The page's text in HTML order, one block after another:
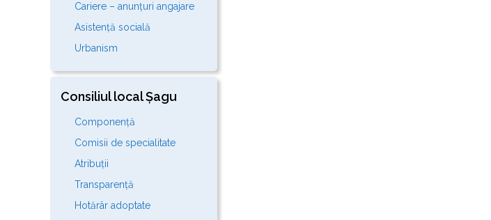
Cariere – anunțuri angajare
Asistență socială
Urbanism
Consiliul local Șagu
Componență
Comisii de specialitate
Atribuții
Transparență
Hotărâr adoptate